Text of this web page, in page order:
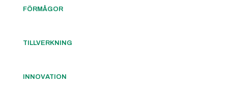
FÖRMÅGOR
TILLVERKNING
INNOVATION